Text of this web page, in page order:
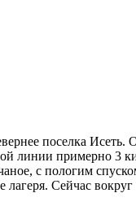
поселка
линии примерно 3
с пологим
Сейчас